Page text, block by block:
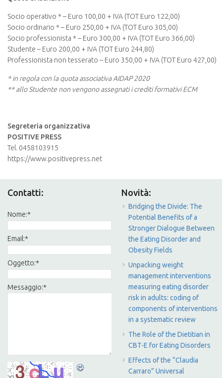
Socio operativo * – Euro 100,00 + IVA (TOT Euro 122,00)
Socio ordinario * – Euro 250,00 + IVA (TOT Euro 305,00)
Socio professionista * – Euro 300,00 + IVA (TOT Euro 366,00)
Studente – Euro 200,00 + IVA (TOT Euro 244,80)
Professionista non tesserato – Euro 350,00 + IVA (TOT Euro 427,00)
* in regola con la quota associativa AIDAP 2020
** allo Studente non vengono assegnati i crediti formativi ECM
Segreteria organizzativa
POSITIVE PRESS
Tel. 0458103915
https://www.positivepress.net
Contatti:
Nome:*
Email:*
Oggetto:*
Messaggio:*
Novità:
Bridging the Divide: The
Potential Benefits of a
Stronger Dialogue Between
the Eating Disorder and
Obesity Fields
Unpacking weight
management interventions
measuring eating disorder
risk in adults: coding of
components of interventions
in a systematic review
The Role of the Dietitian in
CBT-E for Eating Disorders
Effects of the “Claudia
Carraro” Universal